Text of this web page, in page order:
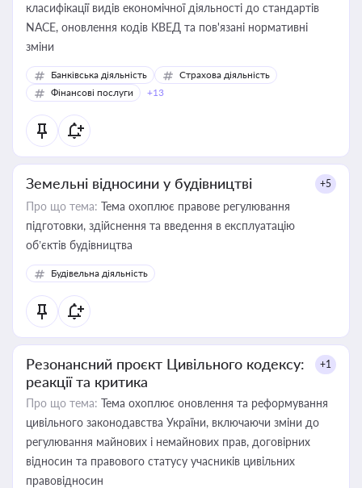
класифікації видів економічної діяльності до стандартів
NACE, оновлення кодів КВЕД та пов'язані нормативні
зміни
Банківська діяльність
Страхова діяльність
Фінансові послуги
+13
Земельні відносини у будівництві +5
Про що тема: Тема охоплює правове регулювання
підготовки, здійснення та введення в експлуатацію
об’єктів будівництва
Будівельна діяльність
Резонансний проєкт Цивільного кодексу:
реакції та критика
+1
Про що тема: Тема охоплює оновлення та реформування
цивільного законодавства України, включаючи зміни до
регулювання майнових і немайнових прав, договірних
відносин та правового статусу учасників цивільних
правовідносин